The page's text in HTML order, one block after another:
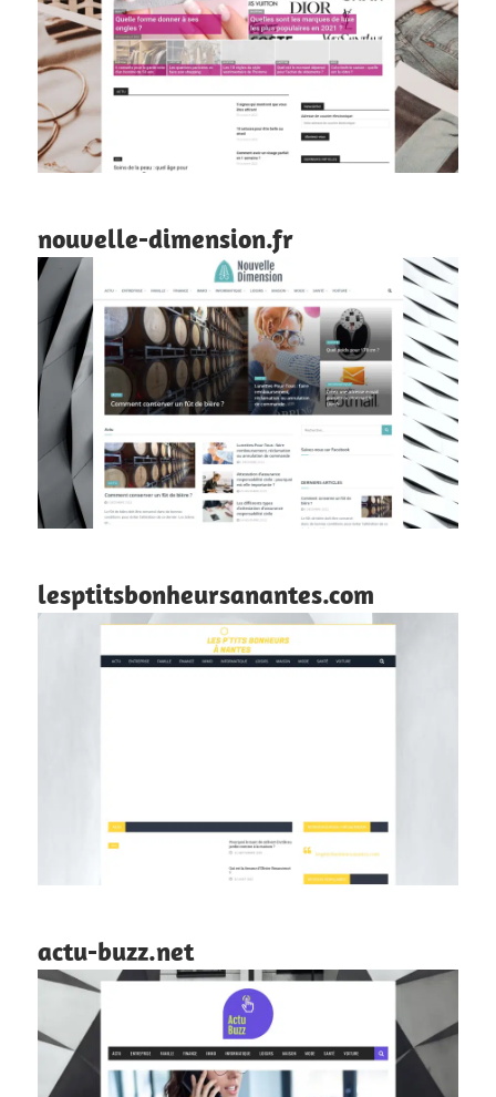
nouvelle-dimension.fr
lesptitsbonheursanantes.com
actu-buzz.net